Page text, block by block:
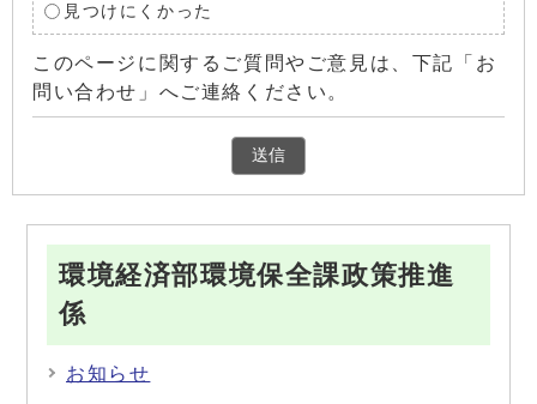
見つけにくかった
このページに関するご質問やご意見は、下記「お
問い合わせ」へご連絡ください。
環境経済部環境保全課政策推進
係
お知らせ